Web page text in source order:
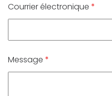
Courrier électronique *
Message *